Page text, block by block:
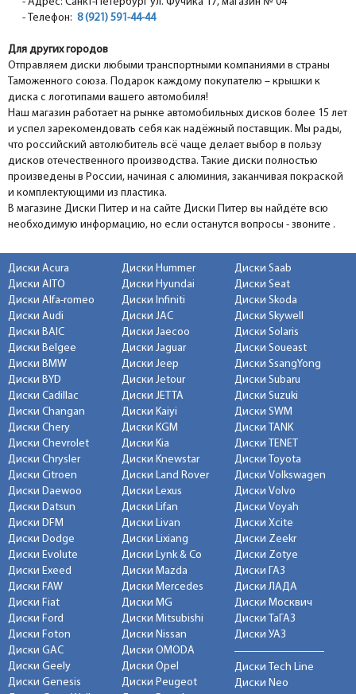
- Телефон: 8 (921) 591-44-44
Для других городов
Отправляем диски любыми транспортными компаниями в страны
Таможенного союза. Подарок каждому покупателю – крышки к
диска с логотипами вашего автомобиля!
Наш магазин работает на рынке автомобильных дисков более 15 лет
и успел зарекомендовать себя как надёжный поставщик. Мы рады,
что российский автолюбитель всё чаще делает выбор в пользу
дисков отечественного производства. Такие диски полностью
произведены в России, начиная с алюминия, заканчивая покраской
и комплектующими из пластика.
В магазине Диски Питер и на сайте Диски Питер вы найдёте всю
необходимую информацию, но если останутся вопросы - звоните .
Диски Acura
Диски AITO
Диски Alfa-romeo
Диски Audi
Диски BAIC
Диски Belgee
Диски BMW
Диски BYD
Диски Cadillac
Диски Changan
Диски Chery
Диски Chevrolet
Диски Chrysler
Диски Citroen
Диски Daewoo
Диски Datsun
Диски DFM
Диски Dodge
Диски Evolute
Диски Exeed
Диски FAW
Диски Fiat
Диски Ford
Диски Foton
Диски GAC
Диски Geely
Диски Genesis
Диски Hummer
Диски Hyundai
Диски Infiniti
Диски JAC
Диски Jaecoo
Диски Jaguar
Диски Jeep
Диски Jetour
Диски JETTA
Диски Kaiyi
Диски KGM
Диски Kia
Диски Knewstar
Диски Land Rover
Диски Lexus
Диски Lifan
Диски Livan
Диски Lixiang
Диски Lynk & Co
Диски Mazda
Диски Mercedes
Диски MG
Диски Mitsubishi
Диски Nissan
Диски OMODA
Диски Opel
Диски Peugeot
Диски Saab
Диски Seat
Диски Skoda
Диски Skywell
Диски Solaris
Диски Soueast
Диски SsangYong
Диски Subaru
Диски Suzuki
Диски SWM
Диски TANK
Диски TENET
Диски Toyota
Диски Volkswagen
Диски Volvo
Диски Voyah
Диски Xcite
Диски Zeekr
Диски Zotye
Диски ГАЗ
Диски ЛАДА
Диски Москвич
Диски ТаГАЗ
Диски УАЗ
Диски Tech Line
Диски Neo